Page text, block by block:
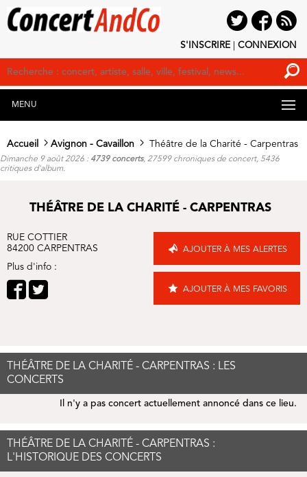
S'INSCRIRE CONNEXION
MENU
Accueil Avignon - Cavaillon Théâtre de la Charité - Carpentras
Dimanche 9 août 2026 : 4739 concerts, 27599 chroniques de concert, 5436
critiques d'album.
THÉÂTRE DE LA CHARITÉ - CARPENTRAS
RUE COTTIER
84200 CARPENTRAS
Plus d'info :
AJOUTER À MES ALERTES
AJOUTER À MES FAVORIS
THÉÂTRE DE LA CHARITÉ - CARPENTRAS : LES
CONCERTS
Il n'y a pas concert actuellement annoncé dans ce lieu.
THÉÂTRE DE LA CHARITÉ - CARPENTRAS :
L'HISTORIQUE DES CONCERTS